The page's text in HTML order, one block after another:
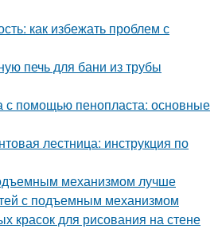
как избежать проблем с
печь для бани из трубы
с помощью пенопласта: основные
лестница: инструкция по
механизмом лучше
с подъемным механизмом
красок для рисования на стене